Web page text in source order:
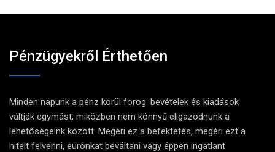
Pénzügyekről Érthetően
Minden napunk a pénz körül forog: bevételek és kiadások
váltják egymást, miközben nem könnyű eligazodnunk a
lehetőségeink között. Megéri ez a befektetés, megéri ezt a
hitelt felvenni, eurónkat beváltani vagy éppen ingatlant